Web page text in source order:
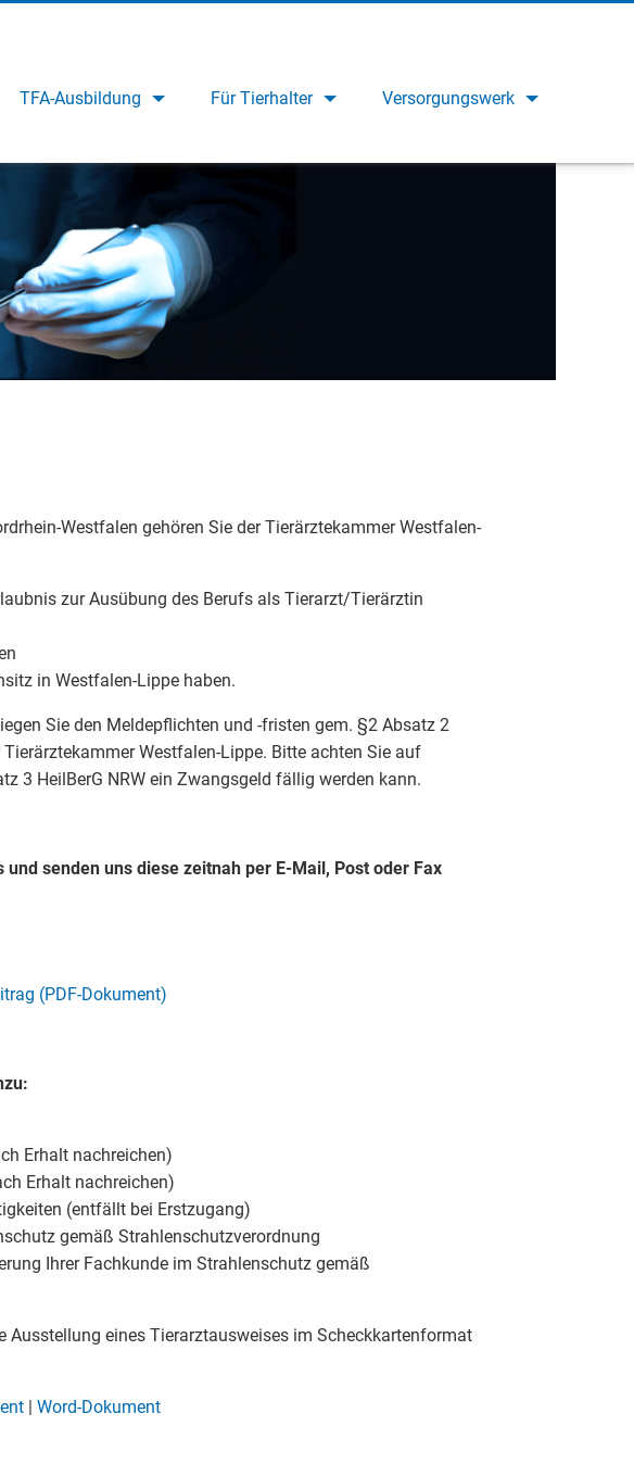
TFA-Ausbildung Für Tierhalter Versorgungswerk
Westfalen gehören Sie der Tierärztekammer Westfalen-
zur Ausübung des Berufs als Tierarzt/Tierärztin
in Westfalen-Lippe haben.
Sie den Meldepflichten und -fristen gem. §2 Absatz 2
Westfalen-Lippe. Bitte achten Sie auf
3 HeilBerG NRW ein Zwangsgeld fällig werden kann.
senden uns diese zeitnah per E-Mail, Post oder Fax
(PDF-Dokument)
Erhalt nachreichen)
Erhalt nachreichen)
(entfällt bei Erstzugang)
gemäß Strahlenschutzverordnung
Ihrer Fachkunde im Strahlenschutz gemäß
Ausstellung eines Tierarztausweises im Scheckkartenformat
| Word-Dokument